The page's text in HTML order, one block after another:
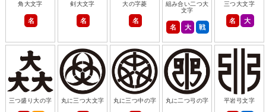
角大文字
名
剣大文字
名
大の字菱
名
組み合い二つ大
文字
名 大 戦
三つ大文字
名 大
三つ盛り大の字 丸に三つ大文字 丸に三つ中の字 丸に二つ弓の字 平岩弓文字